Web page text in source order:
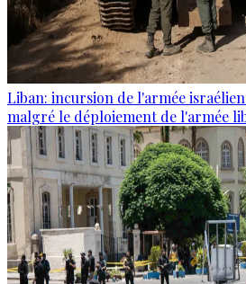
Liban: incursion de l'armée
malgré le déploiement de l'armée